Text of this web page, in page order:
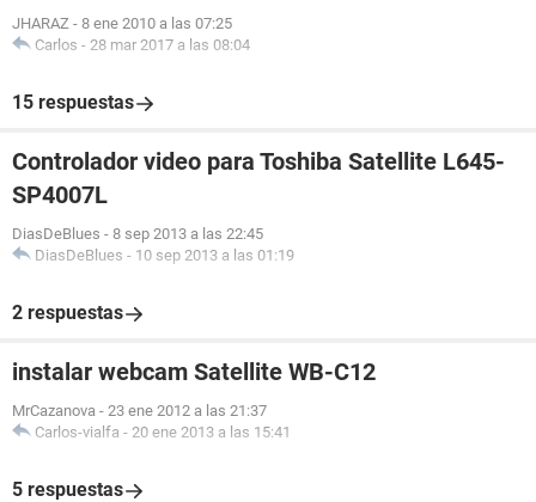
JHARAZ - 8 ene 2010 a las 07:25
Carlos - 28 mar 2017 a las 08:04
15 respuestas
Controlador video para Toshiba Satellite L645-
SP4007L
DiasDeBlues - 8 sep 2013 a las 22:45
DiasDeBlues - 10 sep 2013 a las 01:19
2 respuestas
instalar webcam Satellite WB-C12
MrCazanova - 23 ene 2012 a las 21:37
Carlos-vialfa - 20 ene 2013 a las 15:41
5 respuestas